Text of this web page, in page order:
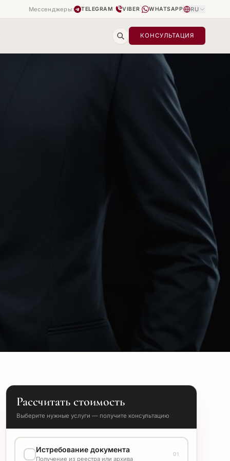
Мессенджеры: TELEGRAM VIBER | WHATSAPP RU
КОНСУЛЬТАЦИЯ
Рассчитать стоимость
Выберите нужные услуги — получите консультацию
Истребование документа
Получение из реестра или архива
01